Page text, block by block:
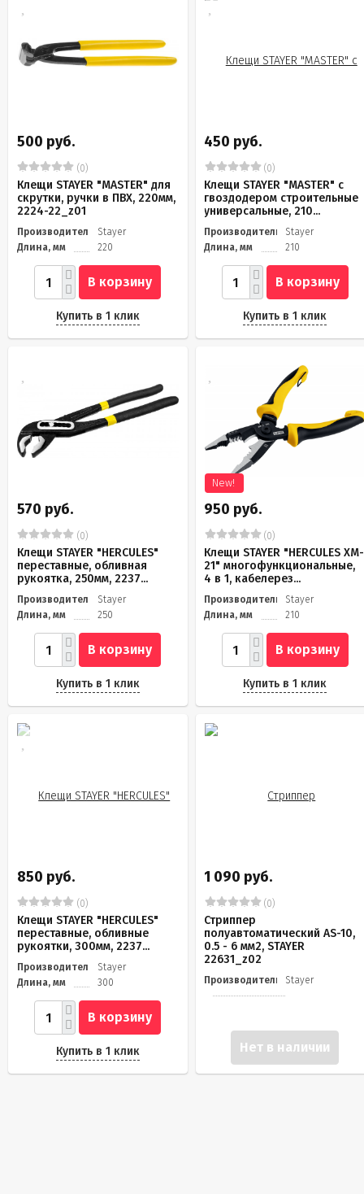
500 руб.
(0)
Клещи STAYER "MASTER" для
скрутки, ручки в ПВХ, 220мм,
2224-22_z01
Производитель
Stayer
Длина, мм
220
В корзину
Купить в 1 клик
450 руб.
(0)
Клещи STAYER "MASTER" с
гвоздодером строительные
универсальные, 210...
Производитель
Stayer
Длина, мм
210
В корзину
Купить в 1 клик
570 руб.
(0)
Клещи STAYER "HERCULES"
переставные, обливная
рукоятка, 250мм, 2237...
Производитель
Stayer
Длина, мм
250
В корзину
Купить в 1 клик
950 руб.
New!
(0)
Клещи STAYER "HERCULES XM-
21" многофункциональные,
4 в 1, кабелерез...
Производитель
Stayer
Длина, мм
210
В корзину
Купить в 1 клик
850 руб.
(0)
Клещи STAYER "HERCULES"
переставные, обливные
рукоятки, 300мм, 2237...
Производитель
Stayer
Длина, мм
300
В корзину
Купить в 1 клик
1 090 руб.
(0)
Стриппер
полуавтоматический AS-10,
0.5 - 6 мм2, STAYER
22631_z02
Производитель Stayer
Нет в наличии